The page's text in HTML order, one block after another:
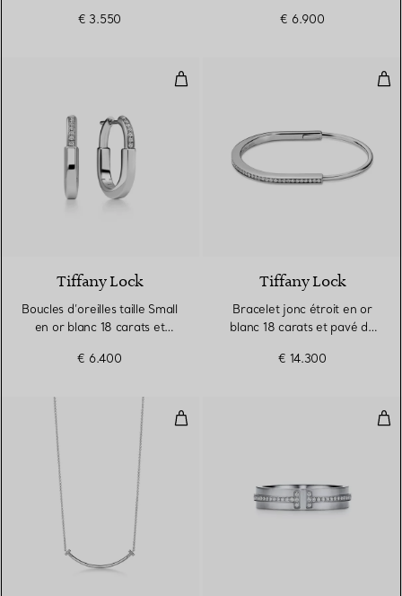
€ 3.550
€ 6.900
Boucles d’oreilles taille Small
Tiffany Lock
Boucles d’oreilles taille Small
en or blanc 18 carats et
€ 6.400
Tiffany Lock
Bracelet jonc étroit en or
blanc 18 carats et pavé de
€ 14.300
Pendentif Smile en or blanc 18